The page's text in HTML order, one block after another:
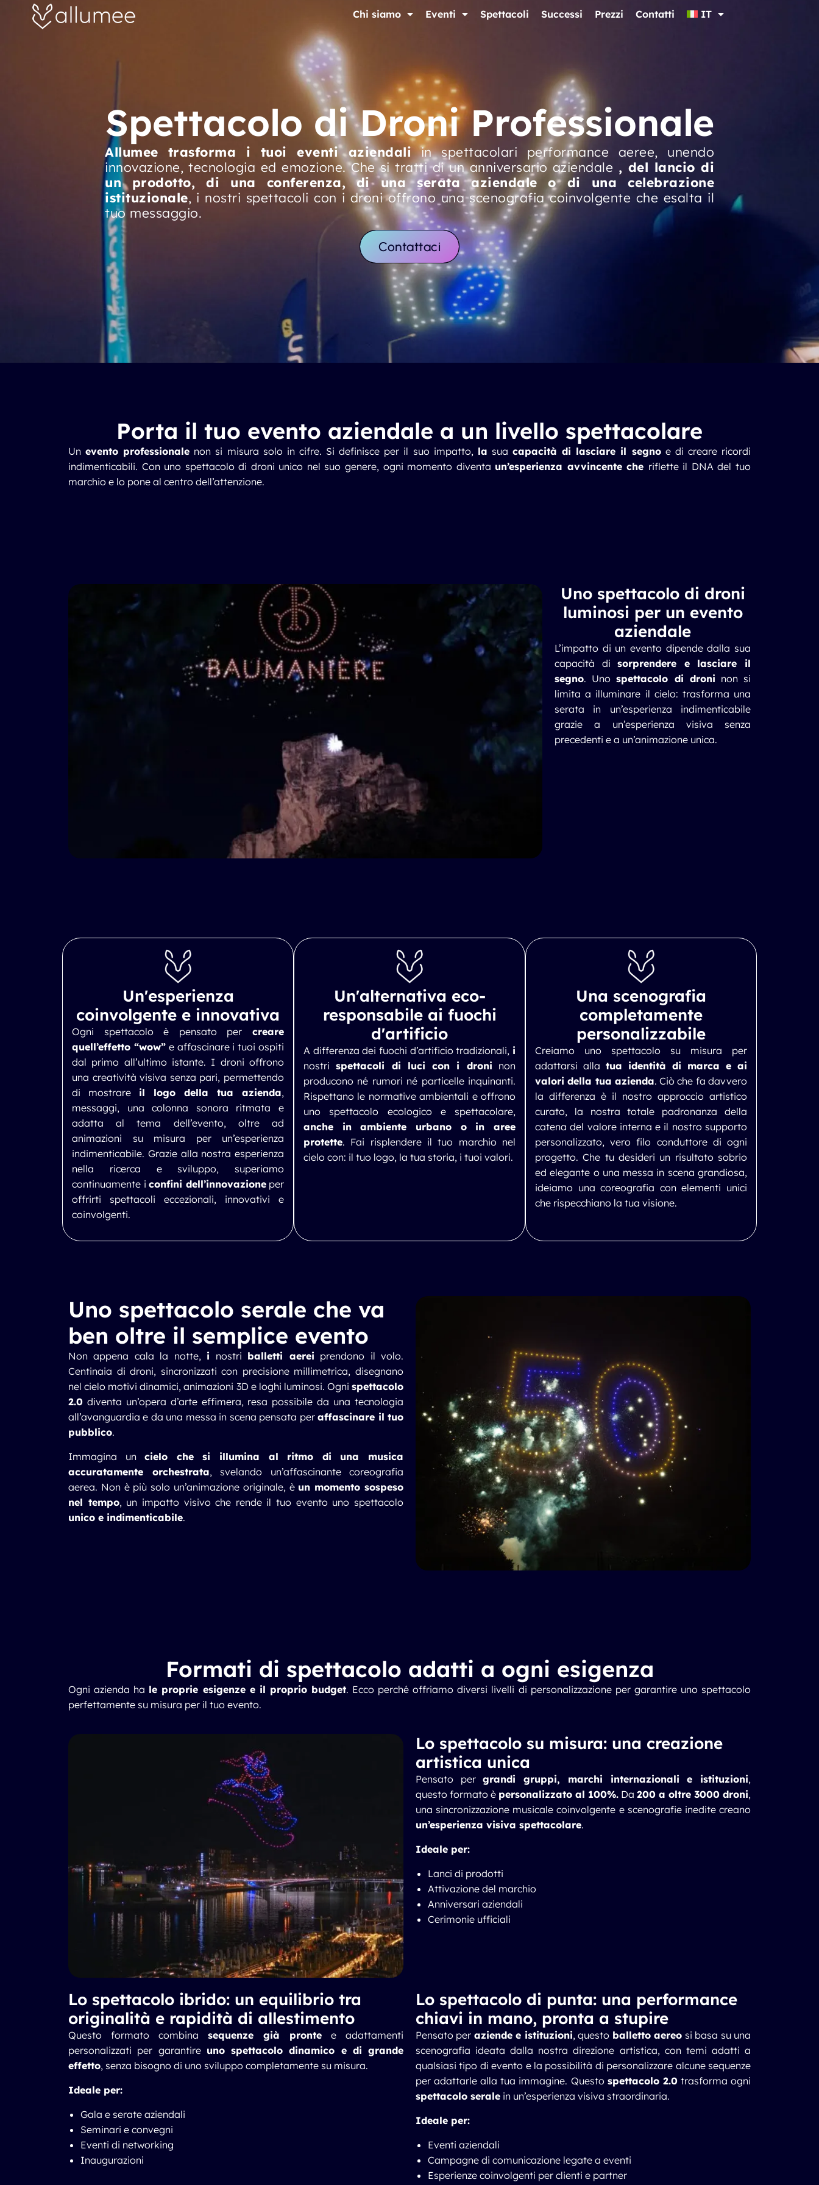
Chi siamo Eventi Spettacoli Successi Prezzi Contatti IT
Spettacolo di Droni Professionale
Allumee trasforma i tuoi eventi aziendaliin spettacolari performance aeree, unendo
innovazione, tecnologia ed emozione. Che si tratti di un anniversario aziendale , del lancio di
un prodotto, di una conferenza, di una serata aziendale o di una celebrazione
istituzionale, i nostri spettacoli con i droni offrono una scenografia coinvolgente che esalta il
tuo messaggio.
Contattaci
Porta il tuo evento aziendale a un livello spettacolare
Unevento professionale non si misura solo in cifre. Si definisce per il suo impatto, la suacapacità di lasciare il segnoe di creare ricordi
indimenticabili. Con uno spettacolo di droni unico nel suo genere, ogni momento diventa un’esperienza avvincente che riflette il DNA del tuo
marchio e lo pone al centro dell’attenzione.
Uno spettacolo di droni
luminosi per un evento
aziendale
L’impatto di un evento dipende dalla sua
capacità disorprendere e lasciare il
segno. Unospettacolo di droni non si
limita a illuminare il cielo: trasforma una
serata in un’esperienza indimenticabile
grazie a un’esperienza visiva senza
precedenti e a un’animazione unica.
Un'esperienza
coinvolgente e innovativa
Ogni spettacolo è pensato per creare
quell’effetto “wow”e affascinare i tuoi ospiti
dal primo all’ultimo istante. I droni offrono
una creatività visiva senza pari, permettendo
di mostrare il logo della tua azienda,
messaggi, una colonna sonora ritmata e
adatta al tema dell’evento, oltre ad
animazioni su misura per un’esperienza
indimenticabile. Grazie alla nostra esperienza
nella ricerca e sviluppo, superiamo
continuamente i confini dell’innovazioneper
offrirti spettacoli eccezionali, innovativi e
coinvolgenti.
Un'alternativa eco-
responsabile ai fuochi
d'artificio
A differenza dei fuochi d’artificio tradizionali, i
nostrispettacoli di luci con i droni non
producono né rumori né particelle inquinanti.
Rispettano le normative ambientali e offrono
uno spettacolo ecologico e spettacolare,
anche in ambiente urbano o in aree
protette. Fai risplendere il tuo marchio nel
cielo con: il tuo logo, la tua storia, i tuoi valori.
Una scenografia
completamente
personalizzabile
Creiamo uno spettacolo su misura per
adattarsi alla tua identità di marca e ai
valori della tua azienda. Ciò che fa davvero
la differenza è il nostro approccio artistico
curato, la nostra totale padronanza della
catena del valore interna e il nostro supporto
personalizzato, vero filo conduttore di ogni
progetto. Che tu desideri un risultato sobrio
ed elegante o una messa in scena grandiosa,
ideiamo una coreografia con elementi unici
che rispecchiano la tua visione.
Uno spettacolo serale che va
ben oltre il semplice evento
Non appena cala la notte, i nostri balletti aerei prendono il volo.
Centinaia di droni, sincronizzati con precisione millimetrica, disegnano
nel cielo motivi dinamici, animazioni 3D e loghi luminosi. Ogni spettacolo
2.0 diventa un’opera d’arte effimera, resa possibile da una tecnologia
all’avanguardia e da una messa in scena pensata peraffascinare il tuo
pubblico.
Immagina uncielo che si illumina al ritmo di una musica
accuratamente orchestrata, svelando un’affascinante coreografia
aerea. Non è più solo un’animazione originale, è un momento sospeso
nel tempo, un impatto visivo che rende il tuo evento uno spettacolo
unico e indimenticabile.
Formati di spettacolo adatti a ogni esigenza
Ogni azienda ha le proprie esigenze e il proprio budget. Ecco perché offriamo diversi livelli di personalizzazione per garantire uno spettacolo
perfettamente su misura per il tuo evento.
Lo spettacolo su misura: una creazione
artistica unica
Pensato pergrandi gruppi, marchi internazionali e istituzioni,
questo formato è personalizzato al 100%. Da 200 a oltre 3000 droni,
una sincronizzazione musicale coinvolgente e scenografie inedite creano
un’esperienza visiva spettacolare.
Ideale per:
Lanci di prodotti
Attivazione del marchio
Anniversari aziendali
Cerimonie ufficiali
Lo spettacolo ibrido: un equilibrio tra
originalità e rapidità di allestimento
Questo formato combina sequenze già pronte e adattamenti
personalizzati per garantire uno spettacolo dinamico e di grande
effetto, senza bisogno di uno sviluppo completamente su misura.
Ideale per:
Gala e serate aziendali
Seminari e convegni
Eventi di networking
Inaugurazioni
Lo spettacolo di punta: una performance
chiavi in mano, pronta a stupire
Pensato per aziende e istituzioni, questo balletto aereo si basa su una
scenografia ideata dalla nostra direzione artistica, con temi adatti a
qualsiasi tipo di evento e la possibilità di personalizzare alcune sequenze
per adattarle alla tua immagine. Questo spettacolo 2.0trasforma ogni
spettacolo serale in un’esperienza visiva straordinaria.
Ideale per:
Eventi aziendali
Campagne di comunicazione legate a eventi
Esperienze coinvolgenti per clienti e partner